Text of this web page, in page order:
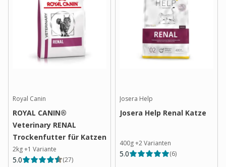
Royal Canin
ROYAL CANIN®
Veterinary RENAL
Trockenfutter für Katzen
2kg+1 Variante
5.0 (27)
Josera Help
Josera Help Renal Katze
400g+2Varianten
5.0 (6)